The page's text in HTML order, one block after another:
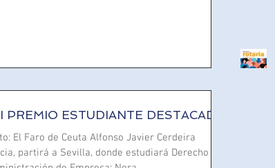
PREMIO ESTUDIANTE DESTACADO
El Faro de Ceuta Alfonso Javier Cerdeira
partirá a Sevilla, donde estudiará Derecho y